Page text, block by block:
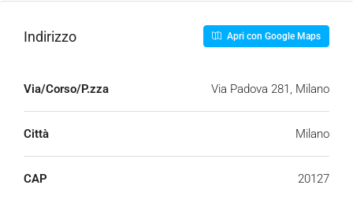
Indirizzo Apri con Google Maps
Via/Corso/P.zza Via Padova 281, Milano
Città Milano
CAP 20127